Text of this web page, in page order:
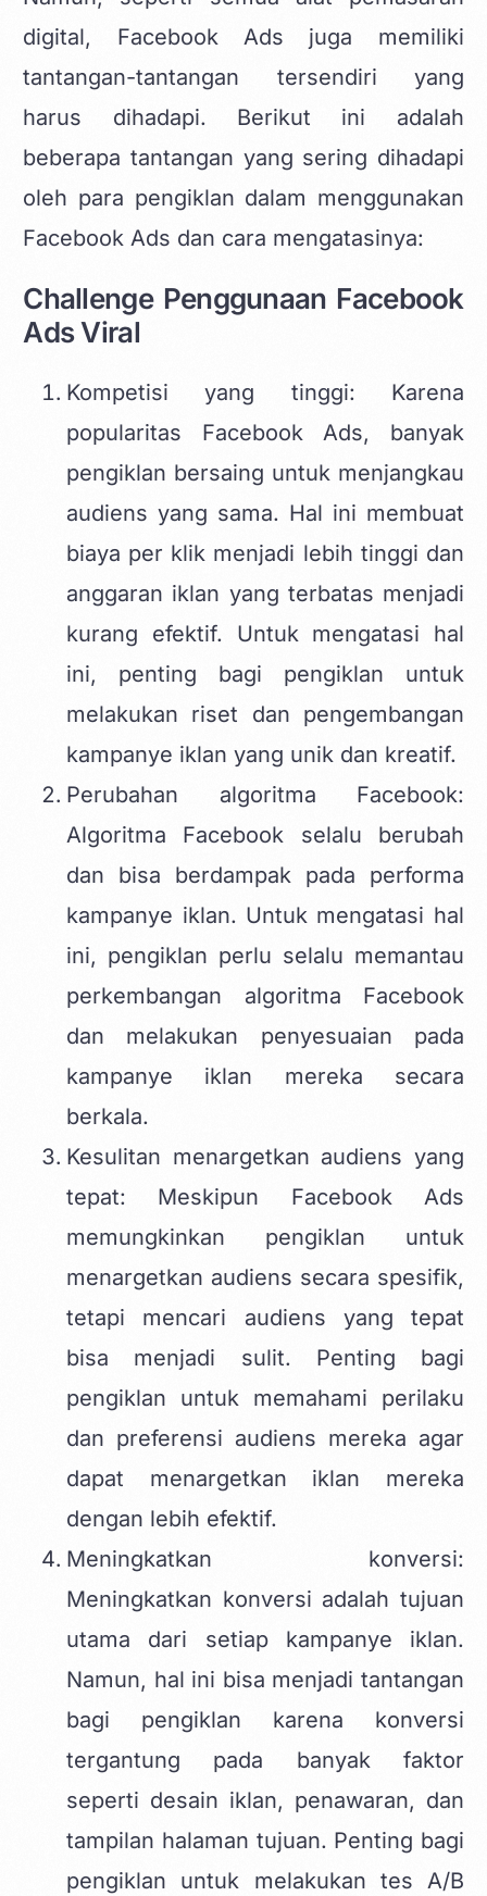
digital, Facebook Ads juga memiliki
tantangan-tantangan tersendiri yang
harus dihadapi. Berikut ini adalah
beberapa tantangan yang sering dihadapi
oleh para pengiklan dalam menggunakan
Facebook Ads dan cara mengatasinya:
Challenge Penggunaan Facebook
Ads Viral
Kompetisi yang tinggi: Karena
popularitas Facebook Ads, banyak
pengiklan bersaing untuk menjangkau
audiens yang sama. Hal ini membuat
biaya per klik menjadi lebih tinggi dan
anggaran iklan yang terbatas menjadi
kurang efektif. Untuk mengatasi hal
ini, penting bagi pengiklan untuk
melakukan riset dan pengembangan
kampanye iklan yang unik dan kreatif.
Perubahan algoritma Facebook:
Algoritma Facebook selalu berubah
dan bisa berdampak pada performa
kampanye iklan. Untuk mengatasi hal
ini, pengiklan perlu selalu memantau
perkembangan algoritma Facebook
dan melakukan penyesuaian pada
kampanye iklan mereka secara
berkala.
Kesulitan menargetkan audiens yang
tepat: Meskipun Facebook Ads
memungkinkan pengiklan untuk
menargetkan audiens secara spesifik,
tetapi mencari audiens yang tepat
bisa menjadi sulit. Penting bagi
pengiklan untuk memahami perilaku
dan preferensi audiens mereka agar
dapat menargetkan iklan mereka
dengan lebih efektif.
Meningkatkan konversi:
Meningkatkan konversi adalah tujuan
utama dari setiap kampanye iklan.
Namun, hal ini bisa menjadi tantangan
bagi pengiklan karena konversi
tergantung pada banyak faktor
seperti desain iklan, penawaran, dan
tampilan halaman tujuan. Penting bagi
pengiklan untuk melakukan tes A/B